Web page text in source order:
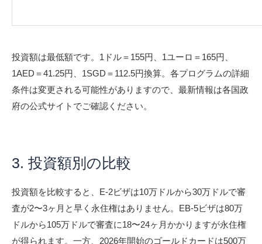
投資額は最低額です。1ドル＝155円、1ユーロ＝165円、
1AED＝41.25円、1SGD＝112.5円換算。各プログラムの詳細
条件は変更される可能性がありますので、最新情報は各国政
府の公式サイトでご確認ください。
3. 投資額別の比較
投資額を比較すると、E-2ビザは10万ドルから30万ドルで審
査が2〜3ヶ月と早く永住権はありません。EB-5ビザは80万
ドルから105万ドルで審査に18〜24ヶ月かかりますが永住権
が得られます。一方、2026年開始のゴールドカードは500万